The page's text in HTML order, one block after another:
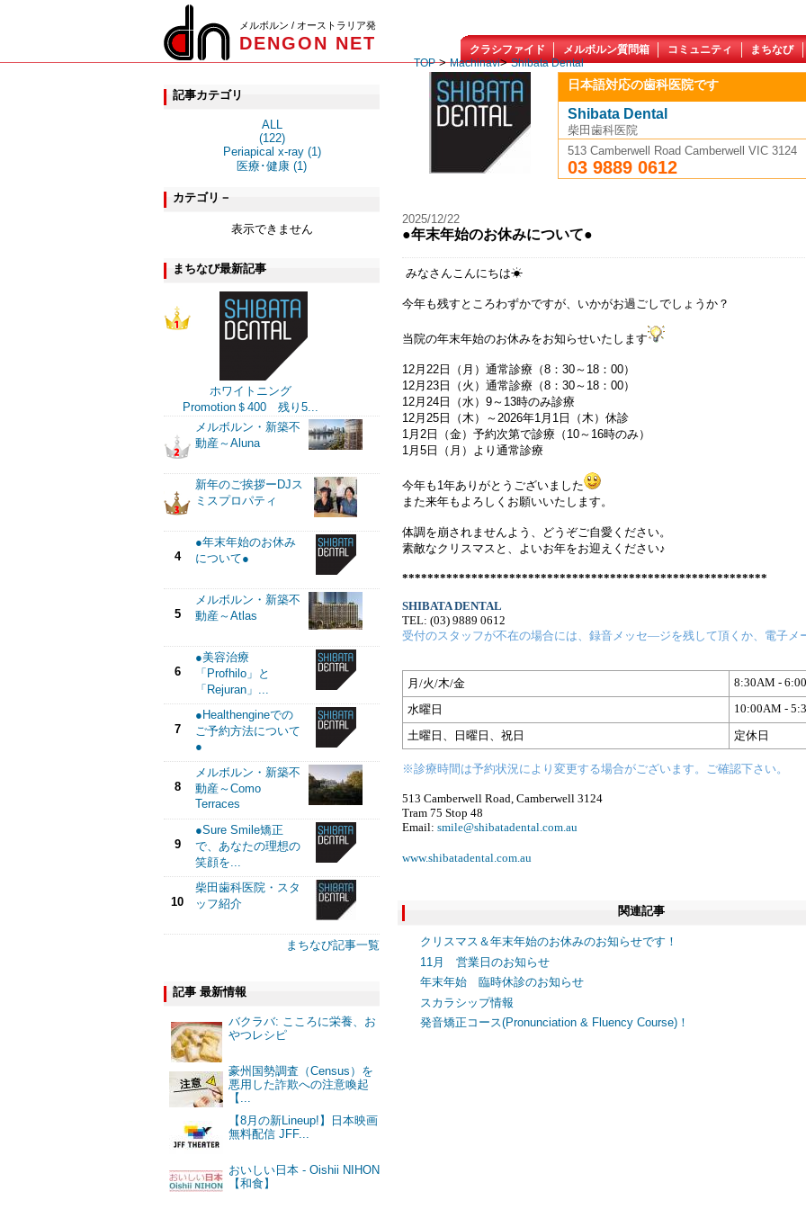
メルボルン / オーストラリア発
DENGON NET クラシファイド メルボルン質問箱 コミュニティ まちなび
記事カテゴリ
ALL
(122)
Periapical x-ray (1)
医療･健康 (1)
カテゴリ－
表示できません
まちなび最新記事
ホワイトニング
Promotion＄400 残り5...
メルボルン・新築不
動産～Aluna
新年のご挨拶ーDJス
ミスプロパティ
4
●年末年始のお休み
について●
5
メルボルン・新築不
動産～Atlas
6
●美容治療
「Profhilo」と
「Rejuran」...
7
●Healthengineでの
ご予約方法について
●
8
メルボルン・新築不
動産～Como
Terraces
9
●Sure Smile矯正
で、あなたの理想の
笑顔を...
10
柴田歯科医院・スタ
ッフ紹介
まちなび記事一覧
記事 最新情報
バクラバ: こころに栄養、お
やつレシピ
豪州国勢調査（Census）を
悪用した詐欺への注意喚起
【...
【8月の新Lineup!】日本映画
無料配信 JFF...
おいしい日本 - Oishii NIHON
【和食】
TOP> Machinavi> Shibata Dental
日本語対応の歯科医院です
Shibata Dental
柴田歯科医院
513 Camberwell Road Camberwell VIC 3124
03 9889 0612
2025/12/22
●年末年始のお休みについて●
みなさんこんにちは☀
今年も残すところわずかですが、いかがお過ごしでしょうか？
当院の年末年始のお休みをお知らせいたします
12月22日（月）通常診療（8：30～18：00）
12月23日（火）通常診療（8：30～18：00）
12月24日（水）9～13時のみ診療
12月25日（木）～2026年1月1日（木）休診
1月2日（金）予約次第で診療（10～16時のみ）
1月5日（月）より通常診療
今年も1年ありがとうございました
また来年もよろしくお願いいたします。
体調を崩されませんよう、どうぞご自愛ください。
素敵なクリスマスと、よいお年をお迎えください♪
**********************************************************
SHIBATA DENTAL
TEL: (03) 9889 0612
受付のスタッフが不在の場合には、録音メッセ―ジを残して頂くか、電子メ
月/火/木/金
8:30AM -
水曜日
10:00AM -
土曜日、日曜日、祝日
定休日
※診療時間は予約状況により変更する場合がございます。ご確認下さい。
513 Camberwell Road, Camberwell 3124
Tram 75 Stop 48
Email: smile@shibatadental.com.au
www.shibatadental.com.au
関連記事
クリスマス＆年末年始のお休みのお知らせです！
11月 営業日のお知らせ
年末年始 臨時休診のお知らせ
スカラシップ情報
発音矯正コース(Pronunciation & Fluency Course)！